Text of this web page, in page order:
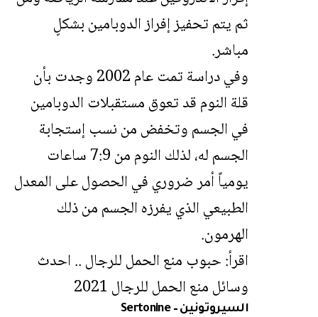
ثم يتم تحفيز إفراز الدوبامين بشكلٍ
مباشر.
وفيدراسة
تمت عام 2002 وجدت بأن
قلة النوم قد تعوق مستقبلات الدوبامين
في الجسم وتخفض من نسب إستجابة
الجسم له، لذلك النوم من 7:9 ساعات
يومياً أمر ضروري في الحصول على المعدل
الطبيعي الذي يفرزه الجسم من ذلك
الهرمون.
اقرأ:حبوب منع الحمل للرجال .. احدث
وسائل منع الحمل للرجال 2021
السيروتونين – Sertonine